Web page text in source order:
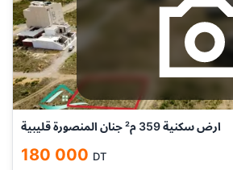
ارض سكنية 359 م² جنان المنصورة قليبية
180 000 DT